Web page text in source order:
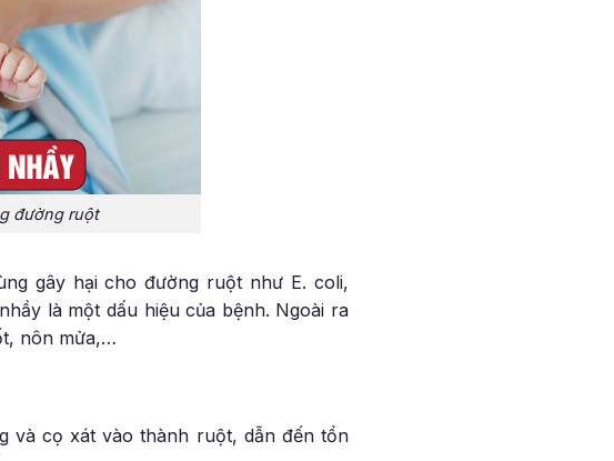
đường ruột
gây hại cho đường ruột như E. coli,
là một dấu hiệu của bệnh. Ngoài ra
nôn mửa,…
và cọ xát vào thành ruột, dẫn đến tổn